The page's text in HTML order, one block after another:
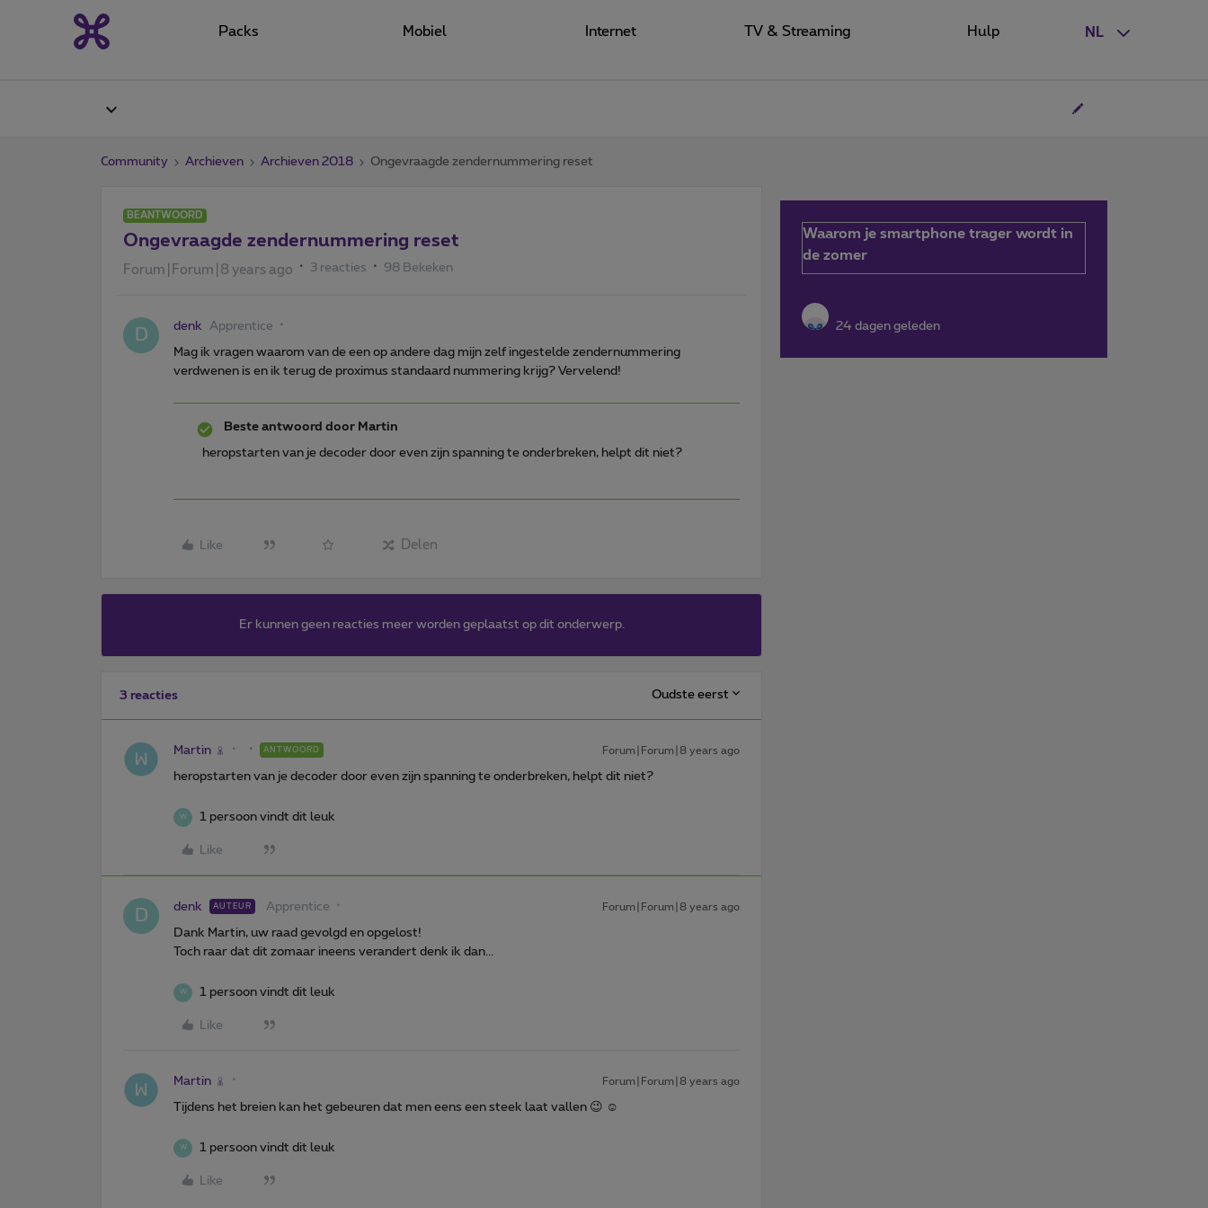
NL
Packs Mobiel Internet TV & Streaming Hulp
Community Archieven Archieven 2018 Ongevraagde zendernummering reset
BEANTWOORD
Ongevraagde zendernummering reset
Forum|Forum|8 years ago 3 reacties 98 Bekeken
D denk Apprentice
Mag ik vragen waarom van de een op andere dag mijn zelf ingestelde zendernummering
verdwenen is en ik terug de proximus standaard nummering krijg? Vervelend!
Beste antwoord door Martin
heropstarten van je decoder door even zijn spanning te onderbreken, helpt dit niet?
Like Delen
Er kunnen geen reacties meer worden geplaatst op dit onderwerp.
3 reacties Oudste eerst
Martin ANTWOORD Forum|Forum|8 years ago
heropstarten van je decoder door even zijn spanning te onderbreken, helpt dit niet?
W 1 persoon vindt dit leuk
Like
D denk AUTEUR Apprentice Forum|Forum|8 years ago
Dank Martin, uw raad gevolgd en opgelost!
Toch raar dat dit zomaar ineens verandert denk ik dan...
W 1 persoon vindt dit leuk
Like
Martin Forum|Forum|8 years ago
Tijdens het breien kan het gebeuren dat men eens een steek laat vallen 😉 ☺️
W 1 persoon vindt dit leuk
Like
Waarom je smartphone trager wordt in
de zomer
24 dagen geleden